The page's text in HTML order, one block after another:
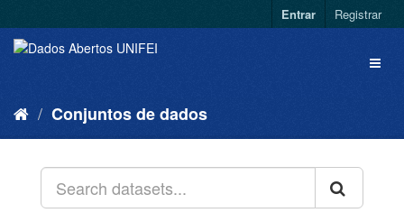
Entrar Registrar
Conjuntos de dados